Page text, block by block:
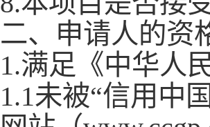
二、申请人的资
1.满足《中华人
1.1未被“信用中